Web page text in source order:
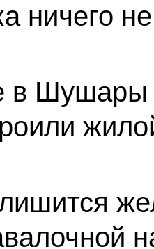
ничего
в Шушары